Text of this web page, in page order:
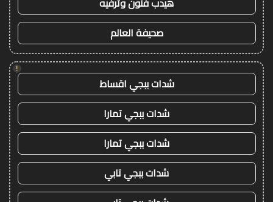
صحيفة العالم
!
شدات ببجي اقساط
شدات ببجي تمارا
شدات ببجي تمارا
شدات ببجي تابي